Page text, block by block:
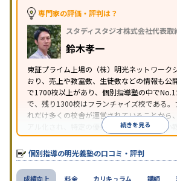
特徴
中高一貫校生に対応
の振替可能
を利用オンライン対応1科目
習のみの受講可
り
※2023年3月調査。小学校高学年の個別指導塾
専門家の評価・評判は？
スタディスタジオ株式会社代表取
鈴木孝一
東証プライム上場の（株）明光ネットワーク
おり、売上や教室数、生徒数などの情報も公
で1700校以上があり、個別指導塾の中で
で、残り1300校はフランチャイズ校である。
れだけ多くの校舎が運営されていることから
アル化され、特定の優秀な人材に依存しない
ることが推測される。
続きを見る
個別指導の明光義塾の口コミ・評判
成績向上 料金 カリキュラム 講師